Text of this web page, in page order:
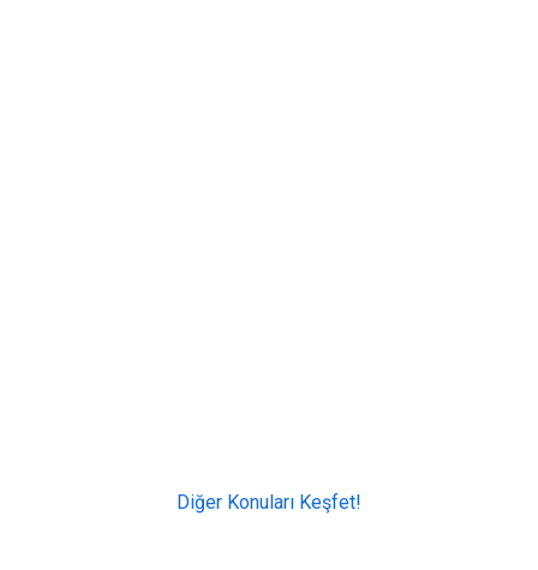
Diğer Konuları Keşfet!